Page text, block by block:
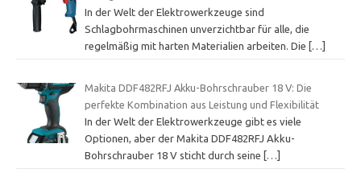
In der Welt der Elektrowerkzeuge sind
Schlagbohrmaschinen unverzichtbar für alle, die
regelmäßig mit harten Materialien arbeiten. Die
[…]
Makita DDF482RFJ Akku-Bohrschrauber 18 V: Die
perfekte Kombination aus Leistung und Flexibilität
In der Welt der Elektrowerkzeuge gibt es viele
Optionen, aber der Makita DDF482RFJ Akku-
Bohrschrauber 18 V sticht durch seine
[…]